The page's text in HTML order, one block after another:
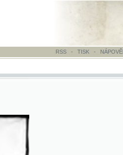
RSS - TISK-NÁPOVĚDA - ODKAZY -